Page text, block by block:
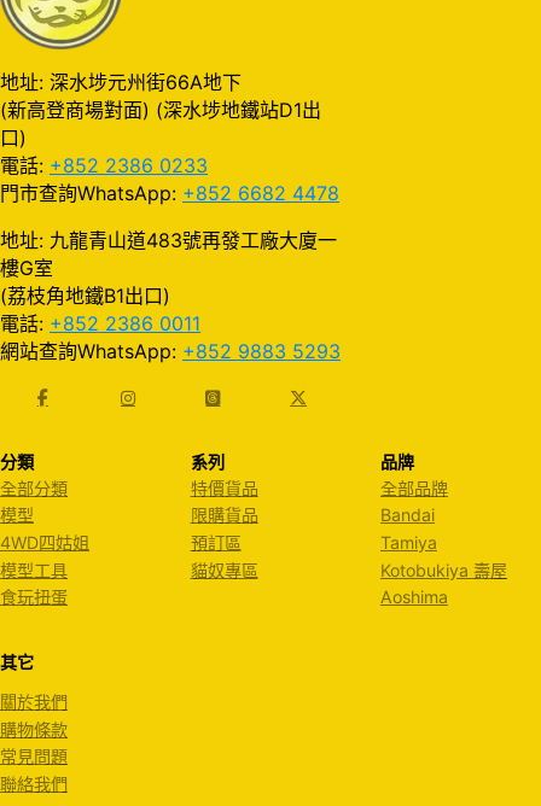
地址: 深水埗元州街66A地下
(新高登商場對面) (深水埗地鐵站D1出
口)
電話: +852 2386 0233
門市查詢WhatsApp: +852 6682 4478
地址: 九龍青山道483號再發工廠大廈一
樓G室
(荔枝角地鐵B1出口)
電話: +852 2386 0011
網站查詢WhatsApp: +852 9883 5293
分類
全部分類
模型
4WD四姑姐
模型工具
食玩扭蛋
系列
特價貨品
限購貨品
預訂區
貓奴專區
品牌
全部品牌
Bandai
Tamiya
Kotobukiya 壽屋
Aoshima
其它
關於我們
購物條款
常見問題
聯絡我們